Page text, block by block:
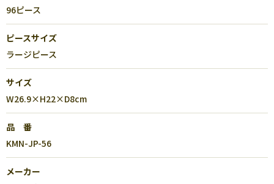
96ピース
ピースサイズ
ラージピース
サイズ
W26.9×H22×D8cm
品 番
KMN-JP-56
メーカー